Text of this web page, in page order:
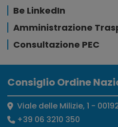
Be LinkedIn
Amministrazione
Consultazione PEC
Consiglio Ordine
Viale delle Milizie, 1 -
+39 06 3210 350